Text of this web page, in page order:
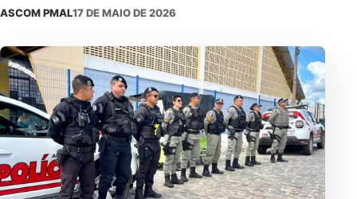
ASCOM PMAL17 DE MAIO DE 2026